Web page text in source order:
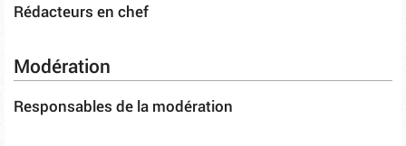
Rédacteurs en chef
Modération
Responsables de la modération